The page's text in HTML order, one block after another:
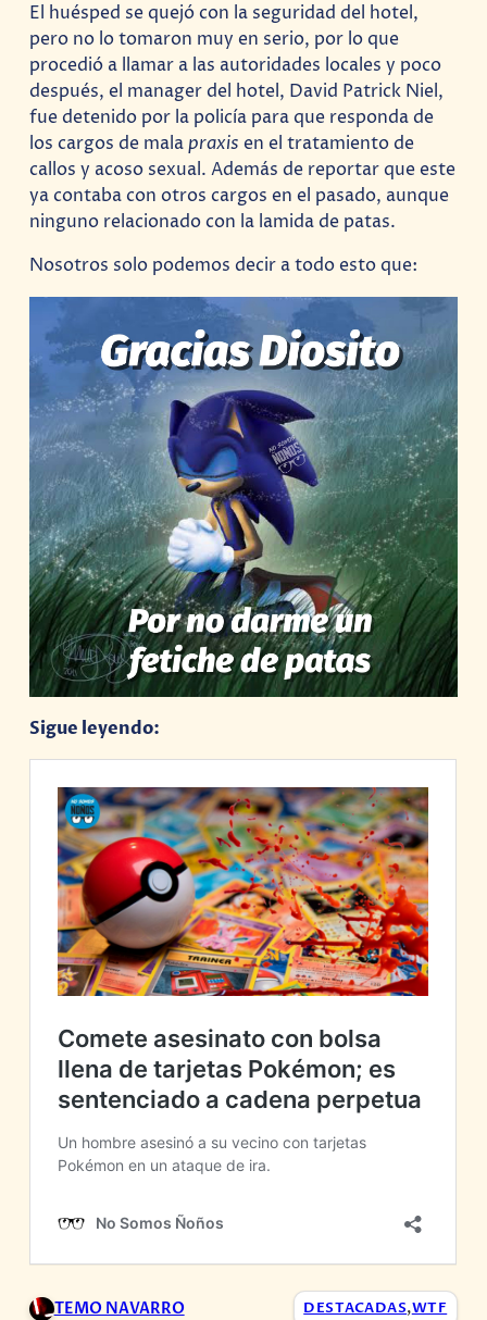
El huésped se quejó con la seguridad del hotel,
pero no lo tomaron muy en serio, por lo que
procedió a llamar a las autoridades locales y poco
después, el manager del hotel, David Patrick Niel,
fue detenido por la policía para que responda de
los cargos de malapraxis en el tratamiento de
callos y acoso sexual. Además de reportar que este
ya contaba con otros cargos en el pasado, aunque
ninguno relacionado con la lamida de patas.
Nosotros solo podemos decir a todo esto que:
Sigue leyendo:
TEMO NAVARRO DESTACADAS,WTF